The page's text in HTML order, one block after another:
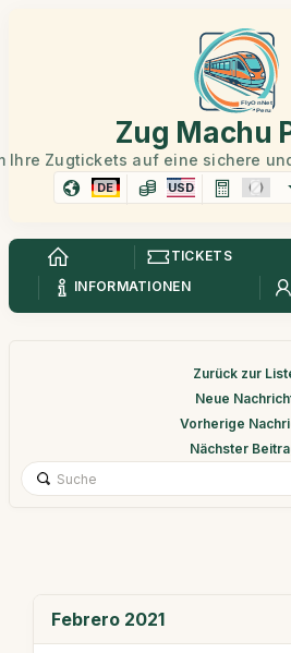
Zug Machu
Ihre Zugtickets auf eine sichere
DE USD
TICKETS
INFORMATIONEN
Zurück zur
Neue
Vorherige
Nächster
Febrero 2021